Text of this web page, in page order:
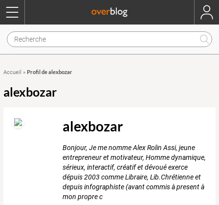
Accueil » Profil de alexbozar
alexbozar
alexbozar
Bonjour, Je me nomme Alex Rolin Assi, jeune
entrepreneur et motivateur, Homme dynamique,
sérieux, interactif, créatif et dévoué exerce
dépuis 2003 comme Libraire, Lib.Chrétienne et
depuis infographiste (avant commis à present à
mon propre c